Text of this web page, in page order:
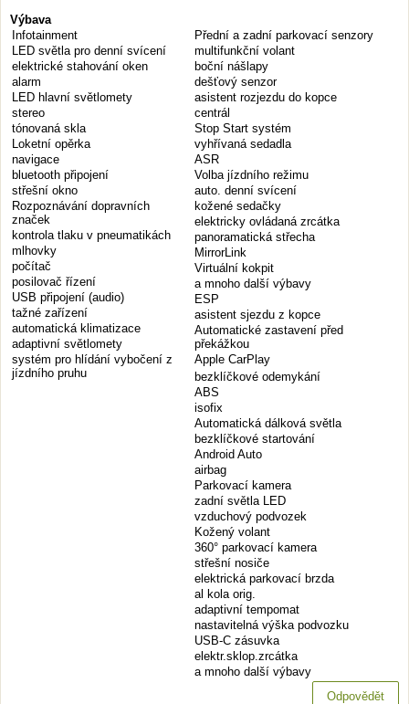
Výbava
Infotainment
LED světla pro denní svícení
elektrické stahování oken
alarm
LED hlavní světlomety
stereo
tónovaná skla
Loketní opěrka
navigace
bluetooth připojení
střešní okno
Rozpoznávání dopravních
značek
kontrola tlaku v pneumatikách
mlhovky
počítač
posilovač řízení
USB připojení (audio)
tažné zařízení
automatická klimatizace
adaptivní světlomety
systém pro hlídání vybočení z
jízdního pruhu
Přední a zadní parkovací senzory
multifunkční volant
boční nášlapy
dešťový senzor
asistent rozjezdu do kopce
centrál
Stop Start systém
vyhřívaná sedadla
ASR
Volba jízdního režimu
auto. denní svícení
kožené sedačky
elektricky ovládaná zrcátka
panoramatická střecha
MirrorLink
Virtuální kokpit
a mnoho další výbavy
ESP
asistent sjezdu z kopce
Automatické zastavení před
překážkou
Apple CarPlay
bezklíčkové odemykání
ABS
isofix
Automatická dálková světla
bezklíčkové startování
Android Auto
airbag
Parkovací kamera
zadní světla LED
vzduchový podvozek
Kožený volant
360° parkovací kamera
střešní nosiče
elektrická parkovací brzda
al kola orig.
adaptivní tempomat
nastavitelná výška podvozku
USB-C zásuvka
elektr.sklop.zrcátka
a mnoho další výbavy
Odpovědět